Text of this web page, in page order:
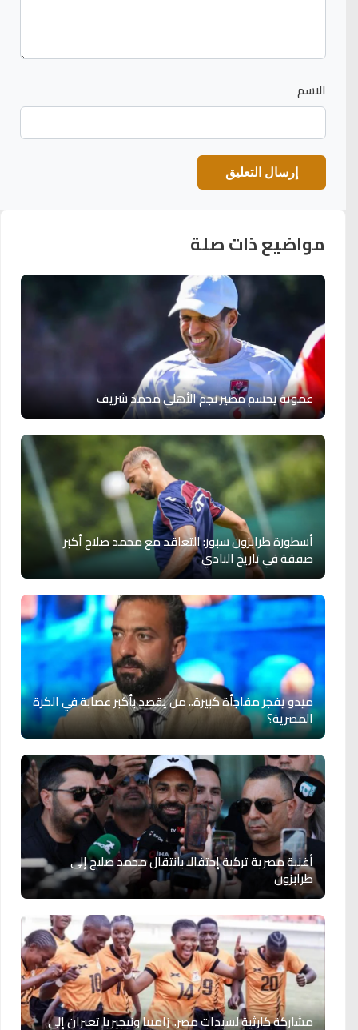
الاسم
مواضيع ذات صلة
عموتة يحسم مصير نجم الأهلي محمد شريف
أسطورة طرابزون سبور: التعاقد مع محمد صلاح أكبر
صفقة في تاريخ النادي
ميدو يفجر مفاجأة كبيرة.. من يقصد بأكبر عصابة في الكرة
المصرية؟
أغنية مصرية تركية إحتفالا بانتقال محمد صلاح إلى
طرابزون
مشاركة كارثية لسيدات مصر.. زامبيا ونيجيريا تعبران إلى